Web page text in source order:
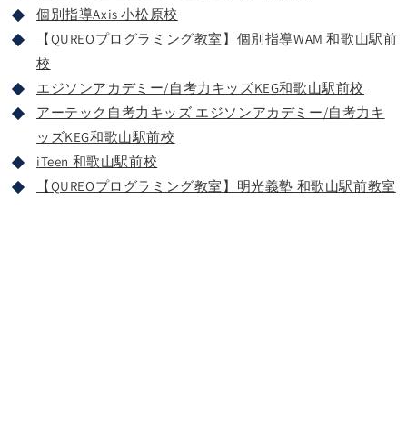
個別指導Axis 小松原校
【QUREOプログラミング教室】個別指導WAM 和歌山駅前
校
エジソンアカデミー/自考力キッズKEG和歌山駅前校
アーテック自考力キッズ エジソンアカデミー/自考力キ
ッズKEG和歌山駅前校
iTeen 和歌山駅前校
【QUREOプログラミング教室】明光義塾 和歌山駅前教室